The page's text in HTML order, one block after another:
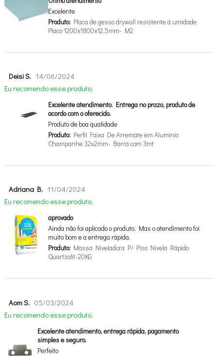
Excelente
Produto:Placa de gesso drywall resistente á umidade
Placo 1200x1800x12,5mm- M2
Deisi S. 14/06/2024
Eu recomendo esse produto.
Excelente atendimento. Entrega no prazo, produto de
acordo com o oferecido.
Produto de boa qualidade
Produto:Perfil Faixa De Arremate em Alumínio
Champanhe 32x2mm- Barra com 3mt
Adriana B. 11/04/2024
Eu recomendo esse produto.
aprovado
Ainda não foi aplicado o produto. Mas o atendimento foi
muito bom e a entrega rápida.
Produto:Massa Niveladora P/ Piso Nivela Rápido
Quartzolit-20KG
Aom S. 05/03/2024
Eu recomendo esse produto.
Excelente atendimento, entrega rápida, pagamento
simples e seguro.
Perfeito